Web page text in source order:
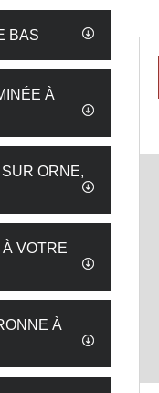
BAS
À
ORNE,
VOTRE
À